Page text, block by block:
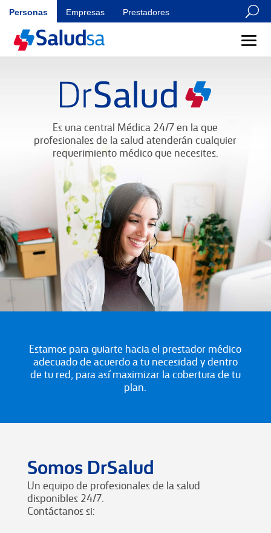
Personas Empresas Prestadores U
Es una central Médica 24/7 en la que
profesionales de la salud atenderán cualquier
requerimiento médico que necesites.
Estamos para guiarte hacia el prestador médico
adecuado de acuerdo a tu necesidad y dentro
de tu red, para así maximizar la cobertura de tu
plan.
Somos DrSalud
Un equipo de profesionales de la salud
disponibles 24/7.
Contáctanos si: